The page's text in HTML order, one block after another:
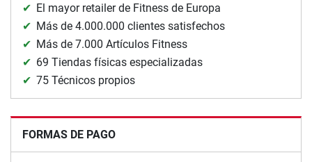
El mayor retailer de Fitness de Europa
Más de 4.000.000 clientes satisfechos
Más de 7.000 Artículos Fitness
69 Tiendas físicas especializadas
75 Técnicos propios
FORMAS DE PAGO